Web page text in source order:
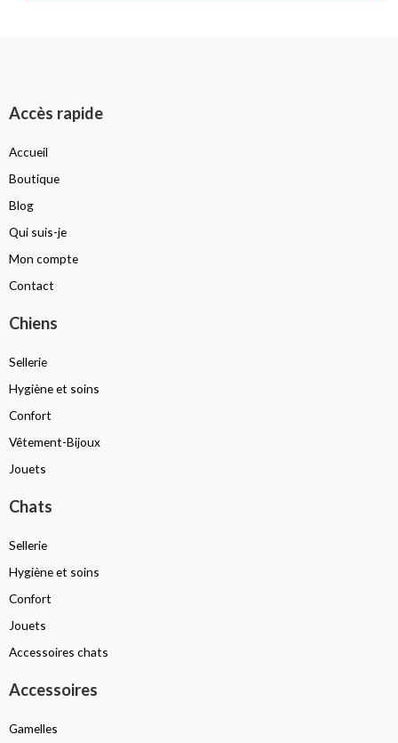
Accès rapide
Accueil
Boutique
Blog
Qui suis-je
Mon compte
Contact
Chiens
Sellerie
Hygiène et soins
Confort
Vêtement-Bijoux
Jouets
Chats
Sellerie
Hygiène et soins
Confort
Jouets
Accessoires chats
Accessoires
Gamelles